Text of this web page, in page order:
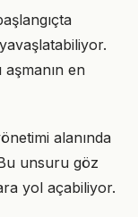
en
alanında
unsuru göz
yol açabiliyor.